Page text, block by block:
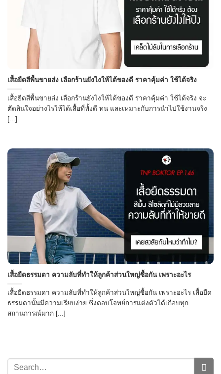
เสื้อยืดสีพื้นขายส่ง เลือกร้านยังไงให้ได้ของดี ราคาคุ้มค่า ใช้ได้จริง
เสื้อยืดสีพื้นขายส่ง เลือกร้านยังไงให้ได้ของดี ราคาคุ้มค่า ใช้ได้จริง จะ
ตัดสินใจอย่างไรให้ได้เสื้อที่ทั้งดี ทน และเหมาะกับการนำไปใช้งานจริง
[...]
เสื้อยืดธรรมดา ความลับที่ทำให้ลูกค้าส่วนใหญ่ซื้อกัน เพราะอะไร
เสื้อยืดธรรมดา ความลับที่ทำให้ลูกค้าส่วนใหญ่ซื้อกัน เพราะอะไร เสื้อยืด
ธรรมดานั้นมีความเรียบง่าย ซึ่งตอบโจทย์การแต่งตัวได้เกือบทุก
สถานการณ์มาก [...]
→
CONTACT US